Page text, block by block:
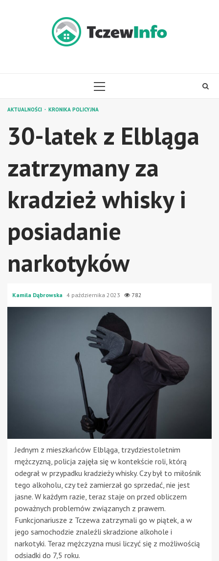
PRIMARY
AKTUALNOŚCI KRONIKA POLICYJNA
30-latek z Elbląga
zatrzymany za
kradzież whisky i
posiadanie
narkotyków
Kamila Dąbrowska 4 października 2023 782
Jednym z mieszkańców Elbląga, trzydziestoletnim
mężczyzną, policja zajęła się w kontekście roli, którą
odegrał w przypadku kradzieży whisky. Czy był to miłośnik
tego alkoholu, czy też zamierzał go sprzedać, nie jest
jasne. W każdym razie, teraz staje on przed obliczem
poważnych problemów związanych z prawem.
Funkcjonariusze z Tczewa zatrzymali go w piątek, a w
jego samochodzie znaleźli skradzione alkohole i
narkotyki. Teraz mężczyzna musi liczyć się z możliwością
odsiadki do 7,5 roku.